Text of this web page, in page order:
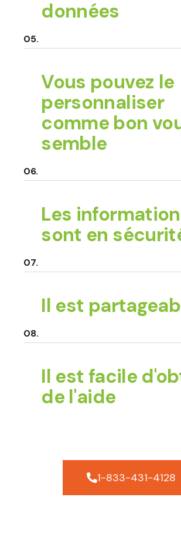
données
Vous pouvez le
personnaliser
comme bon
semble
Les
sont en
Il est
Il est facile
de l'aide
1-833-431-4128